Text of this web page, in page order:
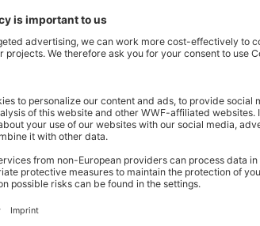
Spezielle Schutzmaßnahmen für
Wildtiere
Stehende Kleingewässer
Periodische Vernässungen